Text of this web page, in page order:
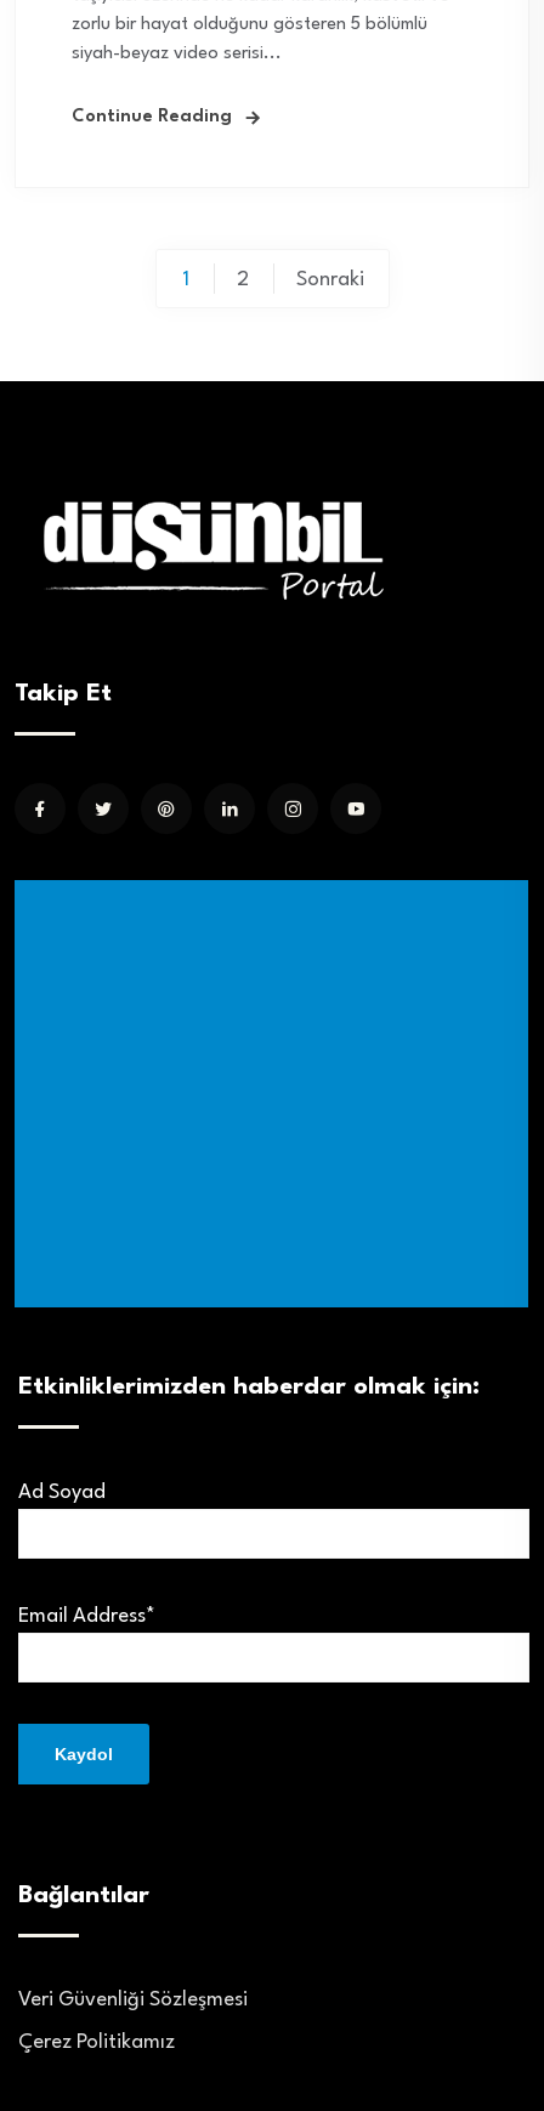
zorlu bir hayat olduğunu gösteren 5 bölümlü
siyah-beyaz video serisi...
Continue Reading
1 2 Sonraki
Takip Et
Etkinliklerimizden haberdar olmak için:
Ad Soyad
Email Address*
Bağlantılar
Veri Güvenliği Sözleşmesi
Çerez Politikamız